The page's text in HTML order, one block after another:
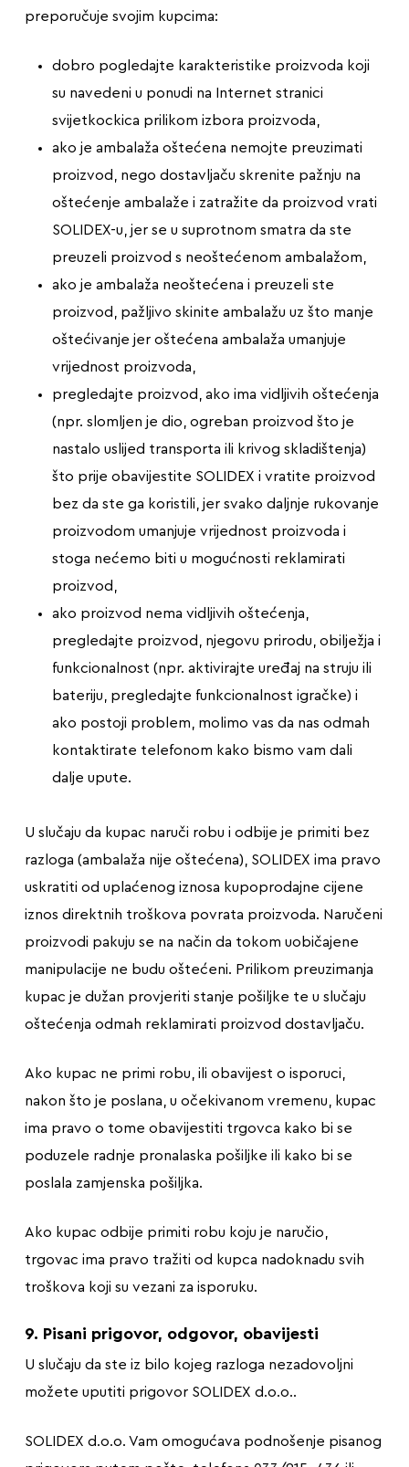
preporučuje svojim kupcima:
dobro pogledajte karakteristike proizvoda koji
su navedeni u ponudi na Internet stranici
svijetkockica prilikom izbora proizvoda,
ako je ambalaža oštećena nemojte preuzimati
proizvod, nego dostavljaču skrenite pažnju na
oštećenje ambalaže i zatražite da proizvod vrati
SOLIDEX-u, jer se u suprotnom smatra da ste
preuzeli proizvod s neoštećenom ambalažom,
ako je ambalaža neoštećena i preuzeli ste
proizvod, pažljivo skinite ambalažu uz što manje
oštećivanje jer oštećena ambalaža umanjuje
vrijednost proizvoda,
pregledajte proizvod, ako ima vidljivih oštećenja
(npr. slomljen je dio, ogreban proizvod što je
nastalo uslijed transporta ili krivog skladištenja)
što prije obavijestite SOLIDEX i vratite proizvod
bez da ste ga koristili, jer svako daljnje rukovanje
proizvodom umanjuje vrijednost proizvoda i
stoga nećemo biti u mogućnosti reklamirati
proizvod,
ako proizvod nema vidljivih oštećenja,
pregledajte proizvod, njegovu prirodu, obilježja i
funkcionalnost (npr. aktivirajte uređaj na struju ili
bateriju, pregledajte funkcionalnost igračke) i
ako postoji problem, molimo vas da nas odmah
kontaktirate telefonom kako bismo vam dali
dalje upute.
U slučaju da kupac naruči robu i odbije je primiti bez
razloga (ambalaža nije oštećena), SOLIDEX ima pravo
uskratiti od uplaćenog iznosa kupoprodajne cijene
iznos direktnih troškova povrata proizvoda. Naručeni
proizvodi pakuju se na način da tokom uobičajene
manipulacije ne budu oštećeni. Prilikom preuzimanja
kupac je dužan provjeriti stanje pošiljke te u slučaju
oštećenja odmah reklamirati proizvod dostavljaču.
Ako kupac ne primi robu, ili obavijest o isporuci,
nakon što je poslana, u očekivanom vremenu, kupac
ima pravo o tome obavijestiti trgovca kako bi se
poduzele radnje pronalaska pošiljke ili kako bi se
poslala zamjenska pošiljka.
Ako kupac odbije primiti robu koju je naručio,
trgovac ima pravo tražiti od kupca nadoknadu svih
troškova koji su vezani za isporuku.
9. Pisani prigovor, odgovor, obavijesti
U slučaju da ste iz bilo kojeg razloga nezadovoljni
možete uputiti prigovor SOLIDEX d.o.o..
SOLIDEX d.o.o. Vam omogućava podnošenje pisanog